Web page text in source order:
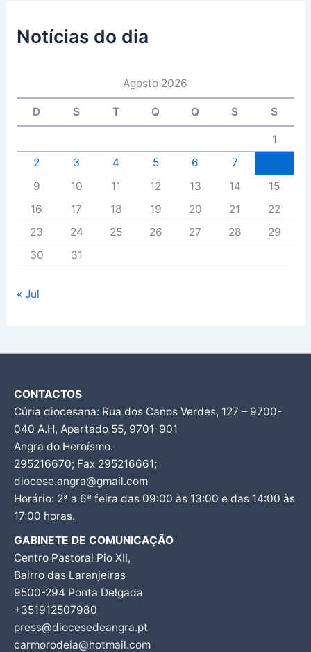
Notícias do dia
Agosto 2026
D S T Q Q S S
1
2
3 4 5 6 7
9
10 11 12 13 14
15
16
17 18 19 20 21
22
23
24 25 26 27 28
29
30
31
« Jul
CONTACTOS
Cúria diocesana: Rua dos Canos Verdes, 127 – 9700-
040 A.H, Apartado 55, 9701-901
Angra do Heroísmo.
295216670; Fax 295216661;
diocese.angra@gmail.com
Horário: 2ª a 6ª feira das 09:00 às 13:00 e das 14:00 às
17:00 horas.
GABINETE DE COMUNICAÇÃO
Centro Pastoral Pio XII,
Bairro das Laranjeiras
9500-294 Ponta Delgada
+351912507980
press@diocesedeangra.pt
carmorodeia@hotmail.com